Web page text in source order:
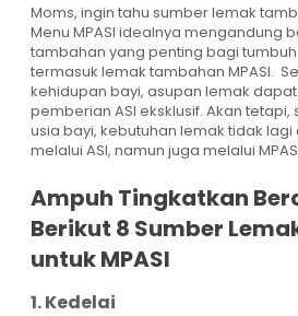
Moms, ingin tahu sumber lemak
Menu MPASI idealnya mengandung
tambahan yang penting bagi
termasuk lemak tambahan MPASI.
kehidupan bayi, asupan lemak
pemberian ASI eksklusif. Akan
usia bayi, kebutuhan lemak tidak
melalui ASI, namun juga melalui
Ampuh Tingkatkan
Berikut 8 Sumber
untuk MPASI
1. Kedelai